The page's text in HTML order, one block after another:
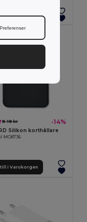
8.18 kr -14%
Silikon korthållare
MO8736
i Varukorgen
Preferenser